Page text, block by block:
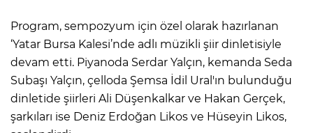
Program, sempozyum için özel olarak hazırlanan
‘Yatar Bursa Kalesi’nde adlı müzikli şiir dinletisiyle
devam etti. Piyanoda Serdar Yalçın, kemanda Seda
Subaşı Yalçın, çelloda Şemsa İdil Ural'ın bulunduğu
dinletide şiirleri Ali Düşenkalkar ve Hakan Gerçek,
şarkıları ise Deniz Erdoğan Likos ve Hüseyin Likos,